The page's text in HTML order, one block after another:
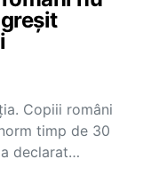
Copiii români
timp de 30
a declarat…